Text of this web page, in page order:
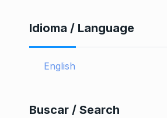
Idioma / Language
English
Buscar / Search